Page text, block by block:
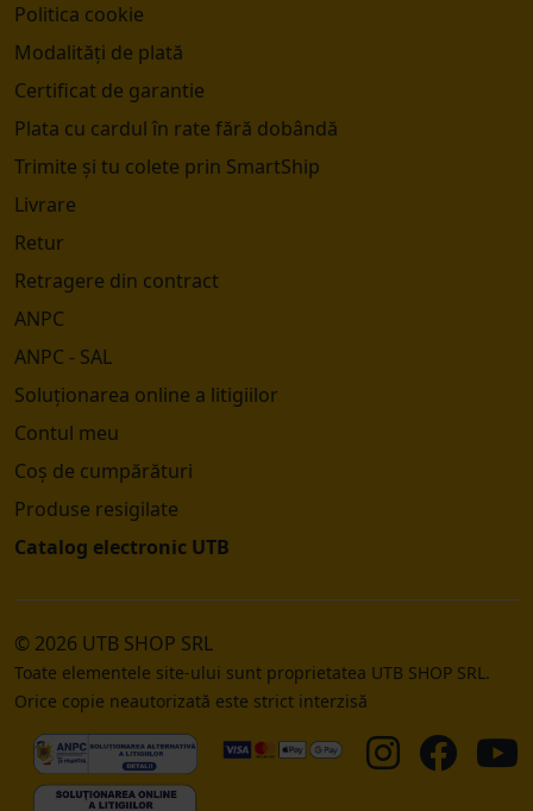
Politica cookie
Modalități de plată
Certificat de garantie
Plata cu cardul în rate fără dobândă
Trimite și tu colete prin SmartShip
Livrare
Retur
Retragere din contract
ANPC
ANPC - SAL
Soluționarea online a litigiilor
Contul meu
Coș de cumpărături
Produse resigilate
Catalog electronic UTB
© 2026 UTB SHOP SRL
Toate elementele site-ului sunt proprietatea UTB SHOP SRL.
Orice copie neautorizată este strict interzisă